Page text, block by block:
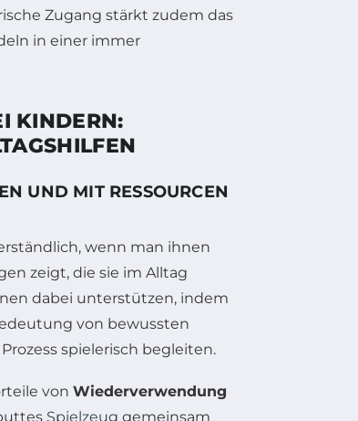
Zugang stärkt zudem das
in einer immer
KINDERN:
UND MIT RESSOURCEN
wenn man ihnen
zeigt, die sie im Alltag
dabei unterstützen, indem
von bewussten
spielerisch begleiten.
von Wiederverwendung
Spielzeug gemeinsam